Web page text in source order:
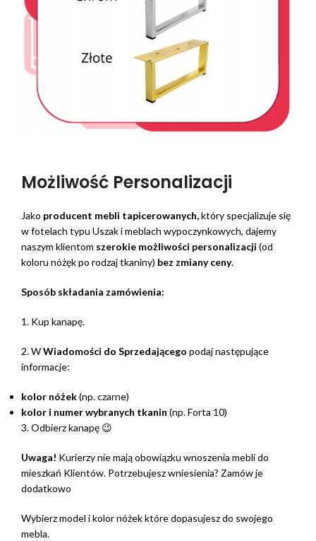
Możliwość Personalizacji
Jako producent mebli tapicerowanych,który specjalizuje się
w fotelach typu Uszak i meblach wypoczynkowych, dajemy
naszym klientom szerokie możliwości personalizacji (od
koloru nóżęk po rodzaj tkaniny) bez zmiany ceny.
Sposób składania zamówienia:
1. Kup kanapę.
2. WWiadomości do Sprzedającego podaj następujące
informacje:
kolor nóżek(np. czarne)
kolor i numer wybranych tkanin (np. Forta 10)
3. Odbierz kanapę 😉
Uwaga! Kurierzy nie mają obowiązku wnoszenia mebli do
mieszkań Klientów. Potrzebujesz wniesienia? Zamów je
dodatkowo
Wybierz model i kolor nóżek które dopasujesz do swojego
mebla.